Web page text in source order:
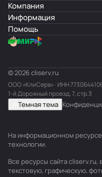
Компания
Информация
Помощь
© 2026 cliserv.ru
ООО «КлиСерв» · ИНН
1-й Дорожный проезд, 7, стр.3
Темная тема
На информационном
технологии.
Все ресурсы сайта cliserv.ru,
текстовую, графическую,